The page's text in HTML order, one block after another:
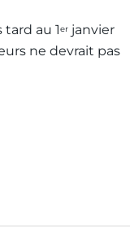
au 1er janvier
ne devrait pas